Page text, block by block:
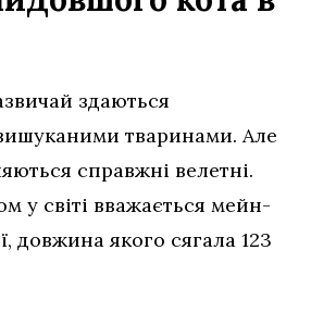
здаються
тваринами. Але
справжні велетні.
у світі вважається мейн-
довжина якого сягала 123